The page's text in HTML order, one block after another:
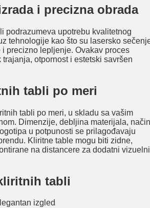
i precizna obrada
podrazumeva upotrebu kvalitetnog
tehnologije kao što su lasersko
precizno lepljenje. Ovakav proces
otpornost i estetski savršen
tabli po meri
tabli po meri, u skladu sa vašim
Dimenzije, debljina materijala, način
u potpunosti se prilagođavaju
Kliritne table mogu biti zidne,
na distancere za dodatni vizuelni
tabli
izgled